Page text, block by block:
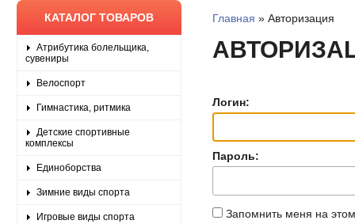
КАТАЛОГ ТОВАРОВ
Атрибутика болельщика,
сувениры
Велоспорт
Гимнастика, ритмика
Детские спортивные
комплексы
Единоборства
Зимние виды спорта
Игровые виды спорта
Главная » Авторизация
Логин:
Пароль:
Запомнить меня на